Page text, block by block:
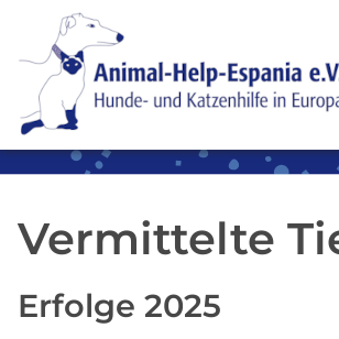
SKIP TO MAIN CONTENT
Vermittelte
Erfolge 2025